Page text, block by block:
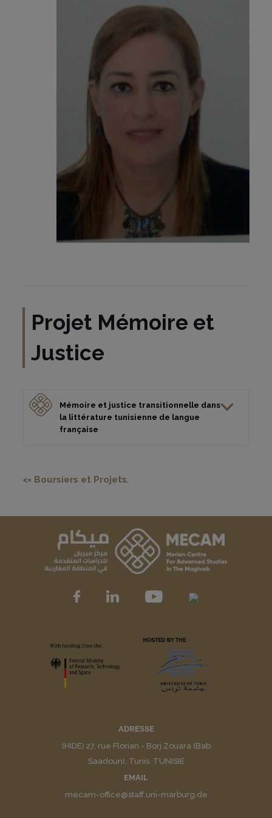
Projet Mémoire et
Justice
Mémoire et justice transitionnelle dans
la littérature tunisienne de langue
française
<= Boursiers et Projets.
ADRESSE
(HIDE) 27, rue Florian - Borj Zouara (Bab
Saadoun), Tunis. TUNISIE
EMAIL
mecam-office@staff.uni-marburg.de